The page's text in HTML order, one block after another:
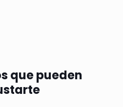
que pueden